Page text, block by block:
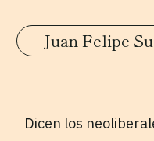
Juan Felipe
Dicen los